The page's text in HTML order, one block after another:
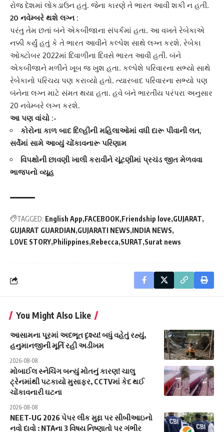
રોજ દેશમાં લોકડાઉન હતું. જેના કારણે તે ભારત આવી શકી ન હતી.
20 નવેમ્બરે થશે લગ્ન :
પરંતુ તેમ છતાં બંને એકબીજાના સંપર્કમાં હતા. આ વખતે રેબેકાએ
નક્કી કર્યું હતું કે તે ભારત આવીને કલ્પેશ સાથે લગ્ન કરશે. રેબેકા
ઓક્ટોબર 2022માં દિવાળીના દિવસે ભારત આવી હતી. બંને
એકબીજાને મળીને ખૂબ જ ખુશ હતા. કલ્પેશે પરિવારના સભ્યો સાથે
રેબેકાનો પરિચય પણ કરાવ્યો હતો. ત્યારબાદ પરિવારના સભ્યો પણ
બંનેના લગ્ન માટે સંમત થયા હતા. હવે બંને ભારતીય પરંપરા અનુસાર
20 નવેમ્બરે લગ્ન કરશે.
આ પણ વાંચો :-
કોરોના કાળ બાદ દિલ્હીની મહિલાઓમાં વધી દારૂ પીવાની લત,
સર્વેમાં સામે આવ્યું ચોંકાવનારૂ પરિણામ
વિપક્ષોની છાવણી ખાલી કરાવીને ચૂંટણીમાં પ્રચંડ જીત મેળવવા
ભાજપનો વ્યૂહ
TAGGED: English App FACEBOOK Friendship love GUJARAT
GUJARAT GUARDIAN GUJARATI NEWS INDIA NEWS
LOVE STORY Philippines Rebecca SURAT Surat news
You Might Also Like
આસામના પૂરમાં અદભૂત દૃશ્ય! બધું વહેતું રહ્યું,
હનુમાનજીની મૂર્તિ રહી અડીખમ
2026-08-08
મોબાઈલ સ્નેચિંગ બન્યું મોતનું કારણ! ચાલુ
ટ્રેનમાંથી પટકાયો મુસાફર, CCTVમાં કેદ થઈ
ચોંકાવનારી ઘટના
2026-08-08
NEET-UG 2026 પેપર લીક મુદ્દા પર સીબીઆઇનો
નવો દાવો : NTAના 3 વિષય નિષ્ણાતો પર ગંભીર